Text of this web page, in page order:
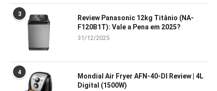
3
Review Panasonic 12kg Titânio (NA-
F120B1T): Vale a Pena em 2025?
31/12/2025
4
Mondial Air Fryer AFN-40-DI Review | 4L
Digital (1500W)